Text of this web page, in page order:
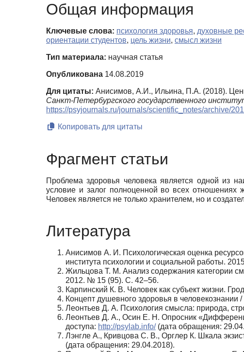
Общая информация
Ключевые слова: психология здоровья, духовные
ориентации студентов, цель жизни, смысл жизни
Тип материала: научная статья
Опубликована 14.08.2019
Для цитаты: Анисимов, А.И., Ильина, П.А. (2018).
Санкт-Петербургского государственного
https://psyjournals.ru/journals/scientific_notes/archive/
Копировать для цитаты
Фрагмент статьи
Проблема здоровья человека является одной из
условие и залог полноценной во всех
Человек является не только хранителем, но и
Литература
Анисимов А. И. Психологическая оценка
института психологии и социальной работы.
Жильцова Т. М. Анализ содержания категории
2012. № 15 (95). С. 42–56.
Карпинский К. В. Человек как субъект жизни.
Концепт душевного здоровья в
Леонтьев Д. А. Психология смысла: природа,
Леонтьев Д. А., Осин Е. Н. Опросник
доступа: http://psylab.info/(дата обращения:
Лэнгле А., Кривцова С. В., Орглер К. Шкала
(дата обращения: 29.04.2018).